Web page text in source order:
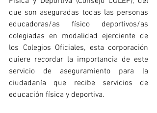
que son aseguradas todas las personas
educadoras/as físico deportivos/as
colegiadas en modalidad ejerciente de
los Colegios Oficiales, esta corporación
quiere recordar la importancia de este
servicio de aseguramiento para la
ciudadanía que recibe servicios de
educación física y deportiva.